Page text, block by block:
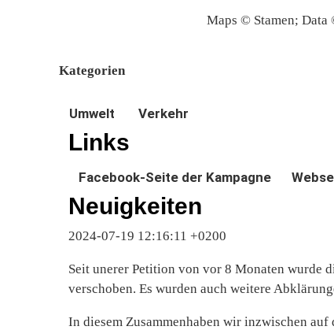
Maps © Stamen;
Kategorien
Umwelt Verkehr
Links
Facebook-Seite der Kampagne
Neuigkeiten
2024-07-19 12:16:11 +0200
Seit unerer Petition von vor 8 Monaten wurde
verschoben. Es wurden auch weitere
In diesem Zusammenhaben wir inzwischen